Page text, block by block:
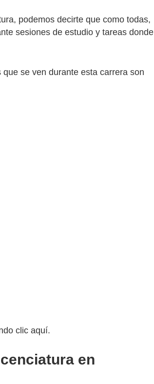
podemos decirte que como todas,
sesiones de estudio y tareas donde
se ven durante esta carrera son
clic aquí.
en